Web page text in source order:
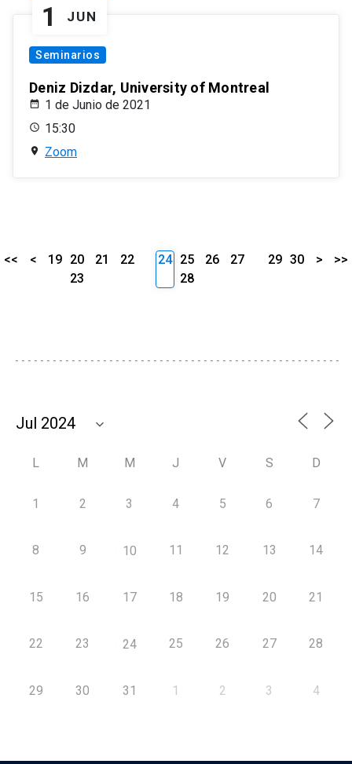
1 JUN
Seminarios
Deniz Dizdar, University of Montreal
1 de Junio de 2021
15:30
Zoom
<< < 19 20 21
22
23
24 25 26
27
28
29 30 > >>
L M M J V S D
1 2 3 4 5 6 7
8 9 10 11 12 13 14
15 16 17 18 19 20 21
22 23 24 25 26 27 28
29 30 31 1 2 3 4